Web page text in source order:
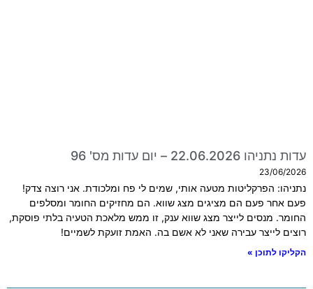
עדות נתניהו 22.06.2026 – יום עדות מס' 96
23/06/2026
נתניהו: הפרקליטות מטעה אותי, שמים לי פח ומלכודת. אני רוצה צדק!
פעם אחר פעם הם מציגים מצג שווא. הם מחזיקים החומר ומסלפים
החומר. מנסים לייצר מצג שווא ענק, זו ממש מלאכת הטעיה בלתי פוסקת,
רוצים לייצר עבירה שאני לא אשם בה. האמת זועקת לשמיים!
הקליקו לתוכן »